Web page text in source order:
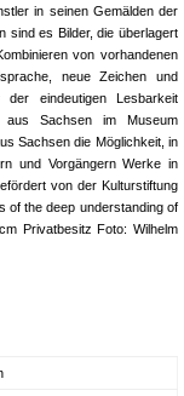
in seinen Gemälden der
sind es Bilder, die überlagert
von vorhandenen
neue Zeichen und
eindeutigen Lesbarkeit
aus Sachsen im Museum
Sachsen die Möglichkeit, in
und Vorgängern Werke in
von der Kulturstiftung
of the deep understanding of
Privatbesitz Foto: Wilhelm